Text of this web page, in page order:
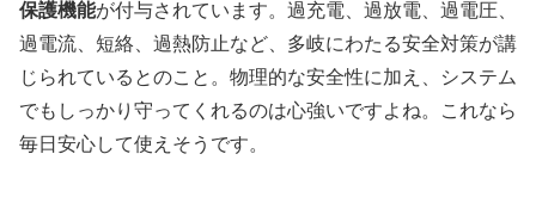
保護機能が付与されています。過充電、過放電、過電圧、
過電流、短絡、過熱防止など、多岐にわたる安全対策が講
じられているとのこと。物理的な安全性に加え、システム
でもしっかり守ってくれるのは心強いですよね。これなら
毎日安心して使えそうです。